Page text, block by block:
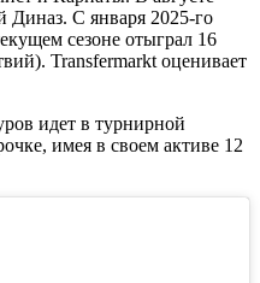
Диназ. С января 2025-го
сезоне отыграл 16
Transfermarkt оценивает
идет в турнирной
имея в своем активе 12